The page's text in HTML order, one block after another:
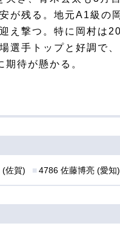
待が懸かる。
(佐賀) 4786 佐藤博亮 (愛知)